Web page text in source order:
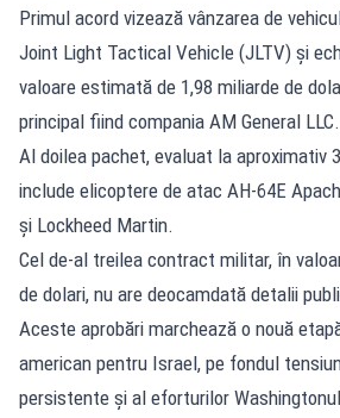
Primul acord vizează vânzarea de
Joint Light Tactical Vehicle (JLTV) și
valoare estimată de 1,98 miliarde de
principal fiind compania AM General LLC.
Al doilea pachet, evaluat la aproximativ
include elicoptere de atac AH-64E
și Lockheed Martin.
Cel de-al treilea contract militar, în
de dolari, nu are deocamdată detalii
Aceste aprobări marchează o nouă
american pentru Israel, pe fondul
persistente și al eforturilor